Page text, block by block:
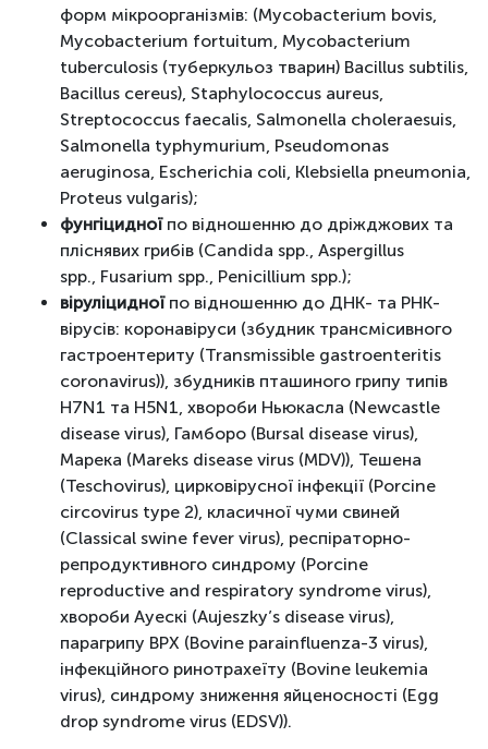
форм мікроорганізмів: (Mycobacterium bovis,
Mycobacterium fortuitum, Mycobacterium
tuberculosis (туберкульоз тварин) Bacillus subtilis,
Bacillus cereus), Staphylococcus aureus,
Streptococcus faecalis, Salmonella choleraesuis,
Salmonella typhymurium, Pseudomonas
aeruginosa, Escherichia сoli, Klebsiella pneumonia,
Proteus vulgaris);
фунгіцидноїпо відношенню до дріжджових та
пліснявих грибів (Candida spp., Aspergillus
spp., Fusarium spp., Penicillium spp.);
віруліцидноїпо відношенню до ДНК- та РНК-
вірусів: коронавіруси (збудник трансмісивного
гастроентериту (Transmissible gastroenteritis
coronavirus)), збудників пташиного грипу типів
H7N1 та H5N1, хвороби Ньюкасла (Newcastle
disease virus), Гамборо (Bursal disease virus),
Марека (Mareks disease virus (MDV)), Тешена
(Teschovirus), цирковірусної інфекції (Porcine
circovirus type 2), класичної чуми свиней
(Classical swine fever virus), респіраторно-
репродуктивного синдрому (Porcine
reproductive and respiratory syndrome virus),
хвороби Ауескі (Aujeszky’s disease virus),
парагрипу ВРХ (Bovine parainfluenza-3 virus),
інфекційного ринотрахеїту (Bovine leukemia
virus), синдрому зниження яйценосності (Egg
drop syndrome virus (EDSV)).